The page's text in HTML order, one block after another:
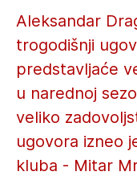
Aleksandar
trogodišnji
predstavljaće
u narednoj
veliko
ugovora izneo
kluba - Mitar